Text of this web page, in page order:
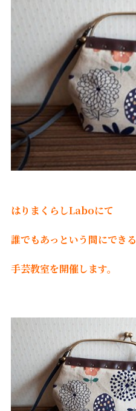
はりまくらしLaboにて
誰でもあっという間にできる
手芸教室を開催します。